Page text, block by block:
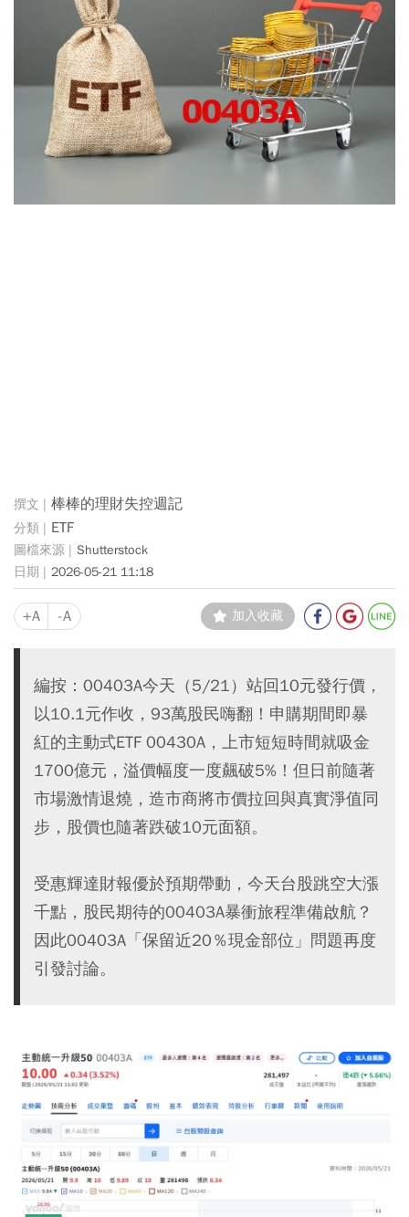
棒棒的理財失控週記
ETF
Shutterstock
2026-05-21 11:18
+A -A 加入收藏
編按：00403A今天（5/21）站回10元發行價，
以10.1元作收，93萬股民嗨翻！申購期間即暴
紅的主動式ETF 00430A，上市短短時間就吸金
1700億元，溢價幅度一度飆破5%！但日前隨著
市場激情退燒，造市商將市價拉回與真實淨值同
步，股價也隨著跌破10元面額。
受惠輝達財報優於預期帶動，今天台股跳空大漲
千點，股民期待的00403A暴衝旅程準備啟航？
因此00403A「保留近20％現金部位」問題再度
引發討論。